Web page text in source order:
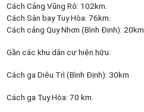
Cách Cảng Vũng Rô: 102km.
Cách Sân bay Tuy Hòa: 76km.
Cách cảng Quy Nhơn (Bình Định): 20km.
Gần các khu dân cư hiện hữu.
Cách ga Diêu Trì (Bình Định): 30km.
Cách ga Tuy Hòa: 70 km.